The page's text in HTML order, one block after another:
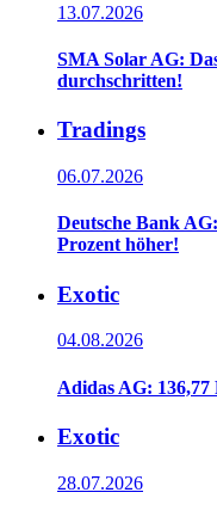
13.07.2026
SMA Solar AG:
durchschritten!
Tradings
06.07.2026
Deutsche Bank
Prozent höher!
Exotic
04.08.2026
Adidas AG: 136,77
Exotic
28.07.2026